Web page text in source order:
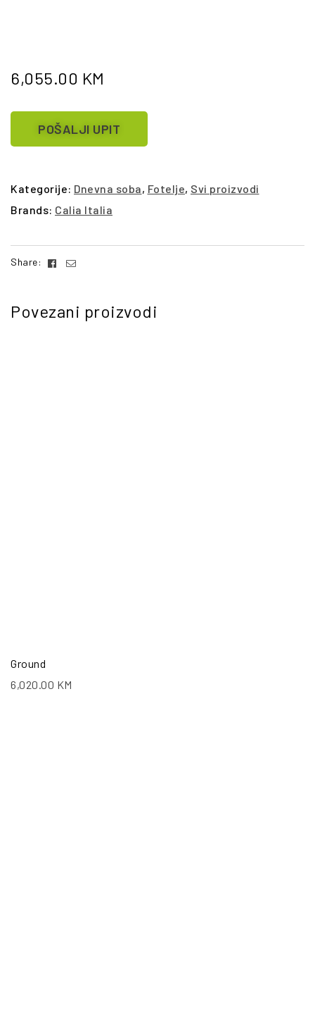
6,055.00 KM
POŠALJI UPIT
Kategorije: Dnevna soba, Fotelje, Svi proizvodi
Brands: Calia Italia
Share: Facebook
Email
Povezani proizvodi
Ground
6,020.00 KM